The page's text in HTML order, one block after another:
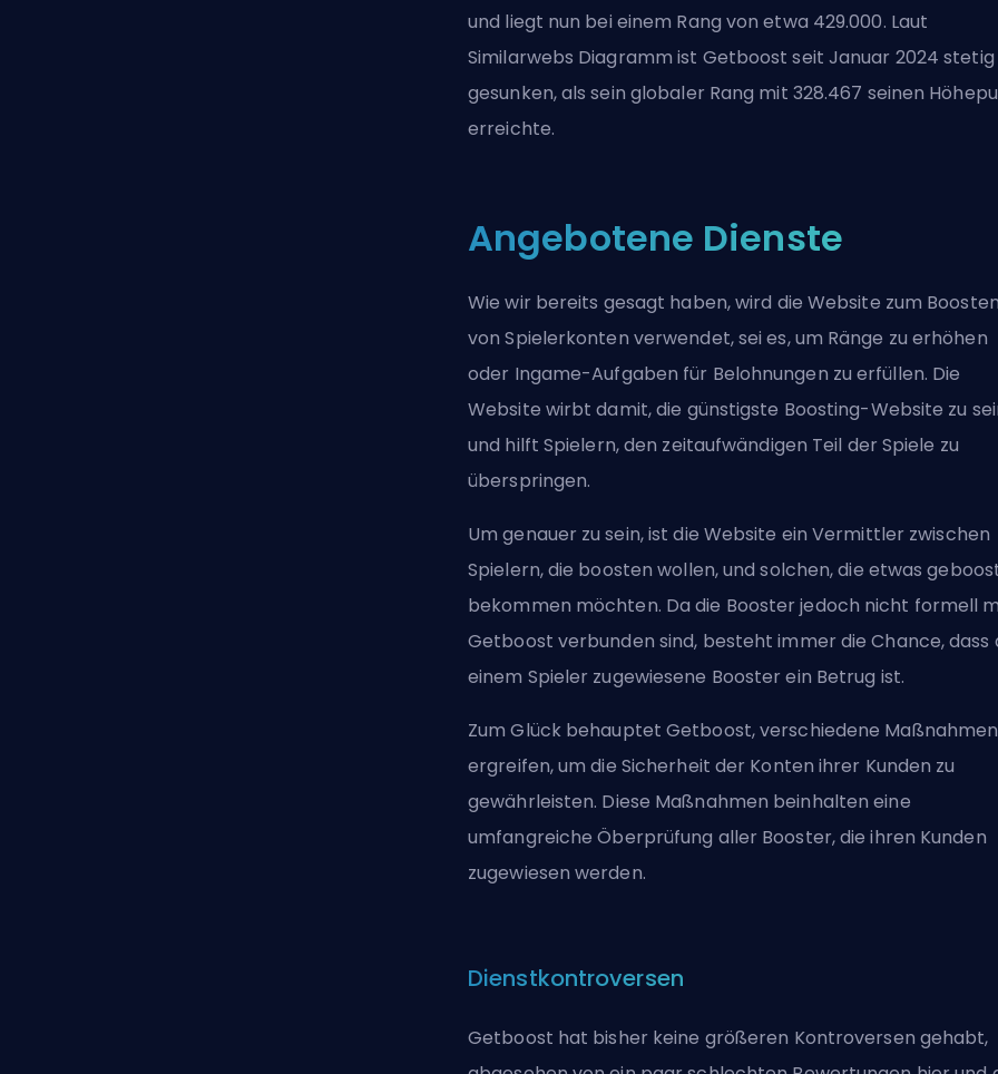
und liegt nun bei einem Rang von etwa 429.000. Laut
Similarwebs Diagramm ist Getboost seit Januar 2024 stetig
gesunken, als sein globaler Rang mit 328.467 seinen
erreichte.
Angebotene Dienste
Wie wir bereits gesagt haben, wird die Website zum Boosten
von Spielerkonten verwendet, sei es, um Ränge zu erhöhen
oder Ingame-Aufgaben für Belohnungen zu erfüllen. Die
Website wirbt damit, die günstigste Boosting-Website zu
und hilft Spielern, den zeitaufwändigen Teil der Spiele zu
überspringen.
Um genauer zu sein, ist die Website ein Vermittler zwischen
Spielern, die boosten wollen, und solchen, die etwas
bekommen möchten. Da die Booster jedoch nicht formell
Getboost verbunden sind, besteht immer die Chance, dass
einem Spieler zugewiesene Booster ein Betrug ist.
Zum Glück behauptet Getboost, verschiedene
ergreifen, um die Sicherheit der Konten ihrer Kunden zu
gewährleisten. Diese Maßnahmen beinhalten eine
umfangreiche Öberprüfung aller Booster, die ihren Kunden
zugewiesen werden.
Dienstkontroversen
Getboost hat bisher keine größeren Kontroversen gehabt,